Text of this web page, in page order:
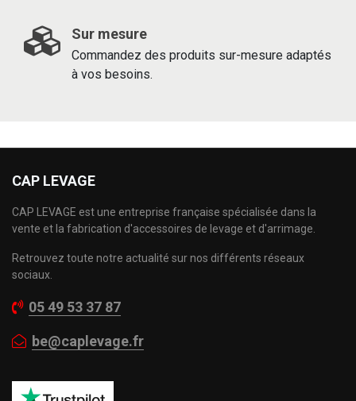
Sur mesure
Commandez des produits sur-mesure adaptés
à vos besoins.
CAP LEVAGE
CAP LEVAGE est une entreprise française spécialisée dans la
vente et la fabrication d'accessoires de levage et d'arrimage.
Retrouvez toute notre actualité sur nos différents réseaux
sociaux.
05 49 53 37 87
be@caplevage.fr